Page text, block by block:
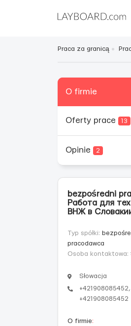
Praca za granicą
O firmie
Oferty prace 13
Opinie 2
bezpośredni
Работа для тех
ВНЖ в
Typ spółki:
pracodawca
Osoba kontaktowa:
Słowacja
+421908085452,
+421908085452
O firmie: